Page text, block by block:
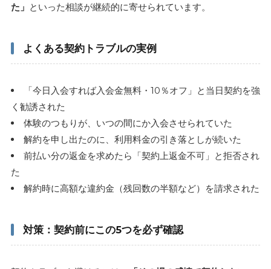
た」 といった相談が継続的に寄せられています。
よくある契約トラブルの実例
「今日入会すれば入会金無料・10％オフ」と当日契約を強
く勧誘された
体験のつもりが、いつの間にか入会させられていた
解約を申し出たのに、利用料金の引き落としが続いた
前払い分の返金を求めたら「契約上返金不可」と拒否され
た
解約時に高額な違約金（残回数の半額など）を請求された
対策：契約前にこの5つを必ず確認